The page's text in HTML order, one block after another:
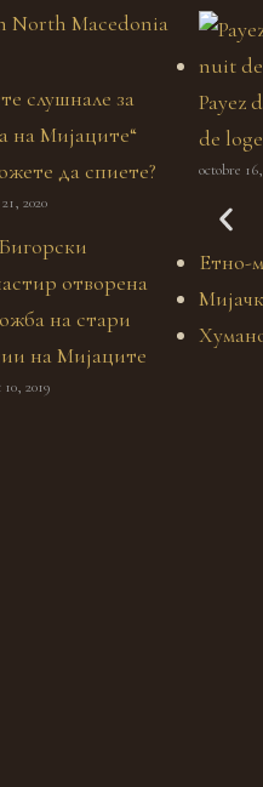
North Macedonia
слушнале за
на Мијаците“
да спиете?
2020
отворена
на стари
на Мијаците
2019
Payez
de
octobre
Етно-